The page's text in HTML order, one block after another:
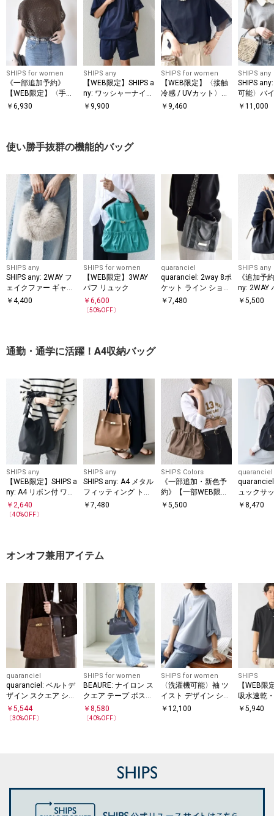
SHIPS for women
《一部追加予約》
【WEB限定】〈手洗
い可能〉アイレット
￥ 6,930
SHIPS any
【WEB限定】SHIPS a
ny: ワッシャーナイロ
ン スピンドル Tシャ
￥ 9,900
SHIPS for women
【WEB限定】〈接触
冷感 / UVカット〉シ
アー オーガンジー コ
￥ 9,460
SHIPS any
SHIPS
可能〉バ
ョートス
￥11,000
使い勝手抜群の機能的バッグ
SHIPS any
SHIPS any: 2WAY フ
ェイクファー ギャザ
ー ショルダー バッグ
￥ 4,400
SHIPS for women
【WEB限定】3WAY
パフ リュック
￥6,600
〔50%OFF〕
quaranciel
quaranciel: 2way 8ポ
ケット ライン ショル
ダー バッグ
￥ 7,480
SHIPS any
《追加予
ny: 2WAY
A4 ドロス
￥5,500
通勤・通学に活躍！A4収納バッグ
SHIPS any
【WEB限定】SHIPS a
ny: A4 リボン付 ワン
ハンドル バッグ
￥ 2,640
〔40%OFF〕
SHIPS any
SHIPS any: A4 メタル
フィッティング トー
ト バッグ
￥7,480
SHIPS Colors
《一部追加・新色予
約》【一部WEB限
定】SHIPS Colors: A4
￥ 5,500
quaranciel
ュックサ
バッグ（
￥8,470
オンオフ兼用アイテム
quaranciel
quaranciel: ベルトデ
ザイン スクエア ショ
ルダー バッグ
￥ 5,544
〔30%OFF〕
SHIPS for women
BEAURE: ナイロン ス
クエア テープ ボスト
ン
￥8,580
〔40%OFF〕
SHIPS for women
〈洗濯機可能〉袖 ツ
イスト デザイン シア
ー ドッキング TEE
￥ 12,100
SHIPS
【WEB限
吸水速乾
ymix（R
￥5,940